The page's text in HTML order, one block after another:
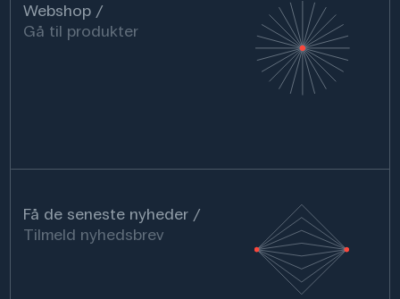
Webshop
Gå til produkter
Få de seneste nyheder
Tilmeld nyhedsbrev